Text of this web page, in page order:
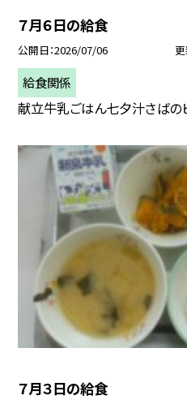
７月６日の給食
公開日 2026/07/06
給食関係
献立牛乳ごはん七夕汁さばの
７月３日の給食